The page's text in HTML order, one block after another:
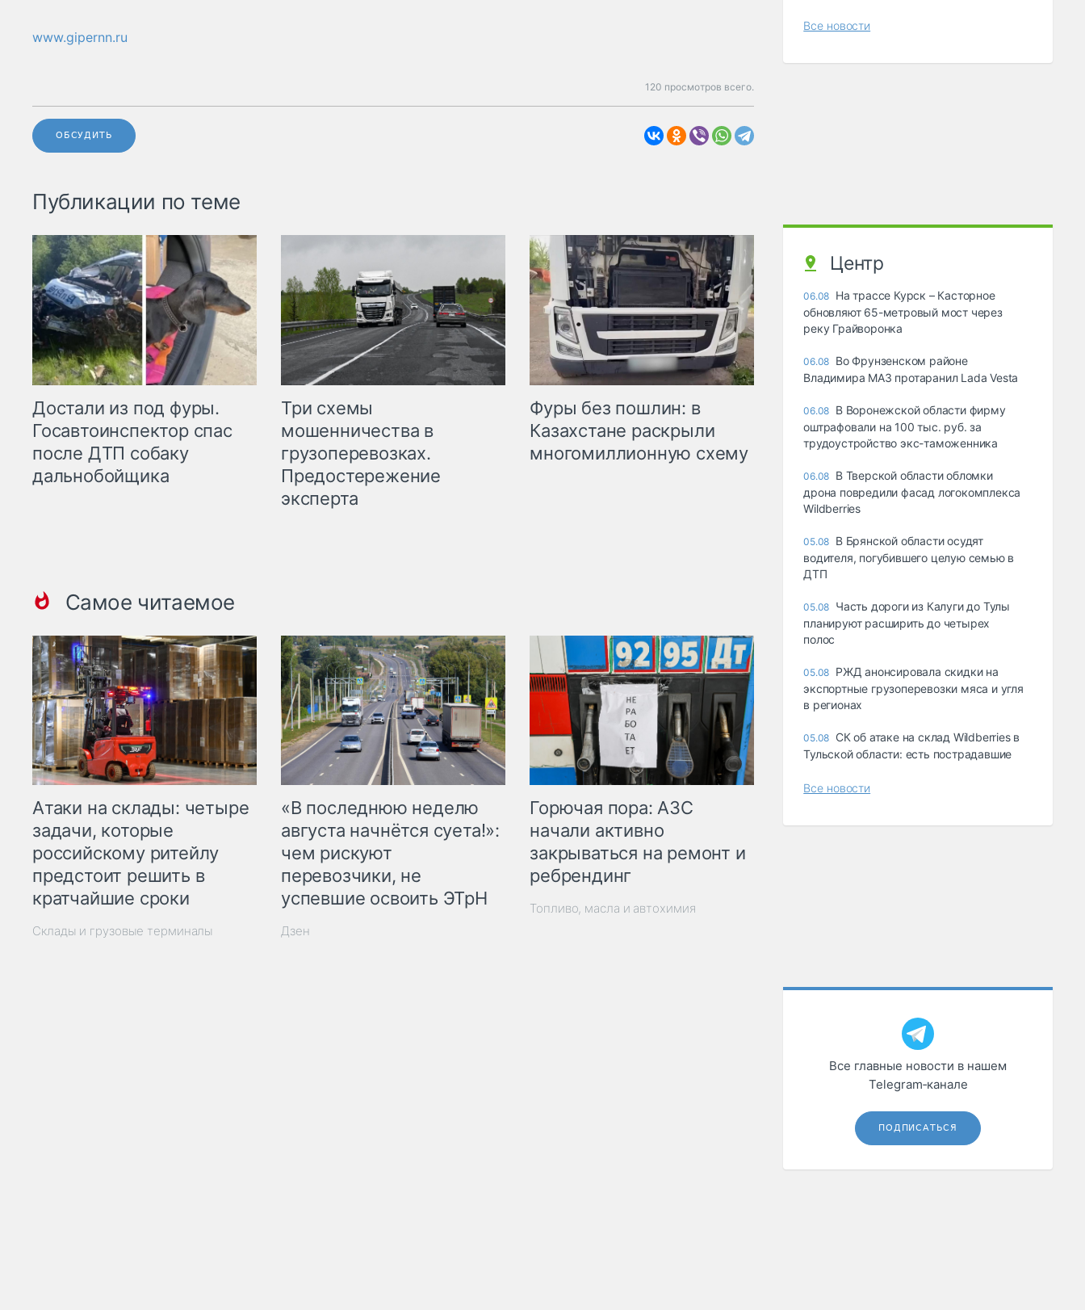
www.gipernn.ru
120 просмотров всего.
ОБСУДИТЬ
Публикации по теме
Достали из под фуры.
Госавтоинспектор спас
после ДТП собаку
дальнобойщика
Три схемы
мошенничества в
грузоперевозках.
Предостережение
эксперта
Фуры без пошлин: в
Казахстане раскрыли
многомиллионную схему
Самое читаемое
Атаки на склады: четыре
задачи, которые
российскому ритейлу
предстоит решить в
кратчайшие сроки
Склады и грузовые терминалы
«В последнюю неделю
августа начнётся суета!»:
чем рискуют
перевозчики, не
успевшие освоить ЭТрН
Дзен
Горючая пора: АЗС
начали активно
закрываться на ремонт и
ребрендинг
Топливо, масла и автохимия
Все новости
Центр
06.08 На трассе Курск – Касторное
обновляют 65-метровый мост через
реку Грайворонка
06.08 Во Фрунзенском районе
Владимира МАЗ протаранил Lada Vesta
06.08 В Воронежской области фирму
оштрафовали на 100 тыс. руб. за
трудоустройство экс-таможенника
06.08 В Тверской области обломки
дрона повредили фасад логокомплекса
Wildberries
05.08 В Брянской области осудят
водителя, погубившего целую семью в
ДТП
05.08 Часть дороги из Калуги до Тулы
планируют расширить до четырех
полос
05.08 РЖД анонсировала скидки на
экспортные грузоперевозки мяса и угля
в регионах
05.08 СК об атаке на склад Wildberries в
Тульской области: есть пострадавшие
Все новости
Все главные новости в нашем
Telegram‑канале
ПОДПИСАТЬСЯ